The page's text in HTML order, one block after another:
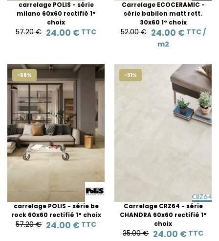
carrelage POLIS - série
milano 60x60 rectifié 1°
choix
57.20 € 24.00 € TTC
Carrelage ECOCERAMIC -
série babilon matt rett.
30x60 1° choix
52.00 € 24.00 € TTC /
m2
-58%
carrelage POLIS - série be
rock 60x60 rectifié 1° choix
57.20 € 24.00 € TTC
-31%
Carrelage CRZ64 - série
CHANDRA 60x60 rectifié 1°
choix
35.00 € 24.00 € TTC